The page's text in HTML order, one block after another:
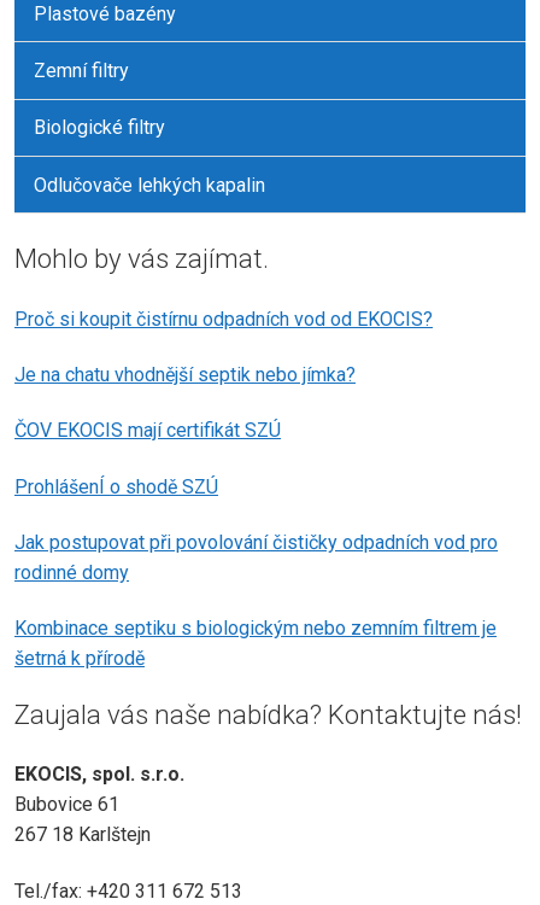
Plastové bazény
Zemní filtry
Biologické filtry
Odlučovače lehkých kapalin
Mohlo by vás zajímat.
Proč si koupit čistírnu odpadních vod od EKOCIS?
Je na chatu vhodnější septik nebo jímka?
ČOV EKOCIS mají certifikát SZÚ
ProhlášenÍ o shodě SZÚ
Jak postupovat při povolování čističky odpadních vod pro
rodinné domy
Kombinace septiku s biologickým nebo zemním filtrem je
šetrná k přírodě
Zaujala vás naše nabídka? Kontaktujte nás!
EKOCIS, spol. s.r.o.
Bubovice 61
267 18 Karlštejn
Tel./fax: +420 311 672 513